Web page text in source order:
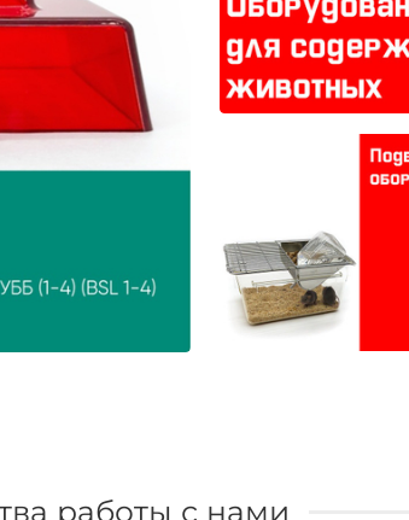
работы с нами